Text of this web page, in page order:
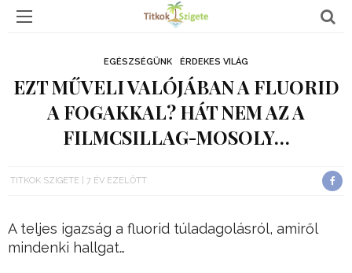
EGÉSZSÉGÜNK ÉRDEKES VILÁG
EZT MŰVELI VALÓJÁBAN A FLUORID
A FOGAKKAL? HÁT NEM AZ A
FILMCSILLAG-MOSOLY…
TITKOK SZIGETE 7 ÉV EZELŐTT
A teljes igazság a fluorid túladagolásról, amiről
mindenki hallgat…